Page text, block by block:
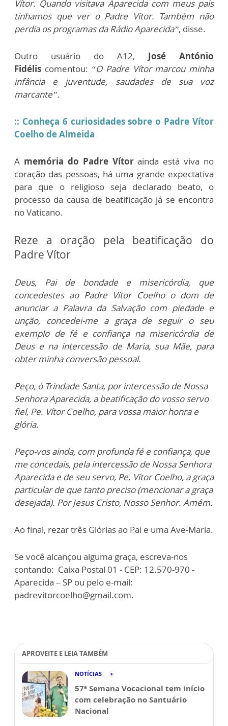
Vítor. Quando visitava Aparecida com meus pais
tínhamos que ver o Padre Vítor. Também não
perdia os programas da Rádio Aparecida”, disse.
Outro usuário do A12, José António
Fidélis comentou: “O Padre Vítor marcou minha
infância e juventude, saudades de sua voz
marcante”.
:: Conheça 6 curiosidades sobre o Padre Vítor
Coelho de Almeida
A memória do Padre Vítorainda está viva no
coração das pessoas, há uma grande expectativa
para que o religioso seja declarado beato, o
processo da causa de beatificação já se encontra
no Vaticano.
Reze a oração pela beatificação do
Padre Vítor
Deus, Pai de bondade e misericórdia, que
concedestes ao Padre Vítor Coelho o dom de
anunciar a Palavra da Salvação com piedade e
unção, concedei-me a graça de seguir o seu
exemplo de fé e confiança na misericórdia de
Deus e na intercessão de Maria, sua Mãe, para
obter minha conversão pessoal.
Peço, ó Trindade Santa, por intercessão de Nossa
Senhora Aparecida, a beatificação do vosso servo
fiel, Pe. Vítor Coelho, para vossa maior honra e
glória.​
Peço-vos ainda, com profunda fé e confiança, que
me concedais, pela intercessão de Nossa Senhora
Aparecida e de seu servo, Pe. Vítor Coelho, a graça
particular de que tanto preciso (mencionar a graça
desejada). Por Jesus Cristo, Nosso Senhor. Amém.
Ao final, rezar três Glórias ao Pai e uma Ave-Maria.​​
Se você alcançou alguma graça, escreva-nos
contando: Caixa Postal 01 - CEP: 12.570-970 -
Aparecida – SP ou pelo e-mail:
padrevitorcoelho@gmail.com.
APROVEITE E LEIA TAMBÉM
NOTÍCIAS
57ª Semana Vocacional tem início
com celebração no Santuário
Nacional